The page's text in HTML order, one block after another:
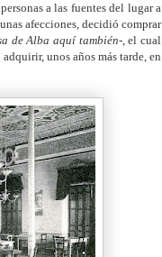
a las fuentes del lugar a
afecciones, decidió comprar
de Alba aquí también-,el cual
unos años más tarde, en